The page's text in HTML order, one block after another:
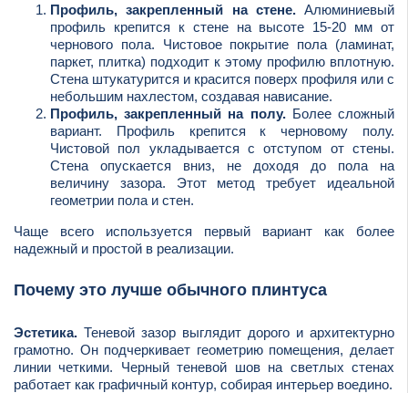
Профиль, закрепленный на стене.Алюминиевый
профиль крепится к стене на высоте 15-20 мм от
чернового пола. Чистовое покрытие пола (ламинат,
паркет, плитка) подходит к этому профилю вплотную.
Стена штукатурится и красится поверх профиля или с
небольшим нахлестом, создавая нависание.
Профиль, закрепленный на полу.Более сложный
вариант. Профиль крепится к черновому полу.
Чистовой пол укладывается с отступом от стены.
Стена опускается вниз, не доходя до пола на
величину зазора. Этот метод требует идеальной
геометрии пола и стен.
Чаще всего используется первый вариант как более
надежный и простой в реализации.
Почему это лучше обычного плинтуса
Эстетика. Теневой зазор выглядит дорого и архитектурно
грамотно. Он подчеркивает геометрию помещения, делает
линии четкими. Черный теневой шов на светлых стенах
работает как графичный контур, собирая интерьер воедино.